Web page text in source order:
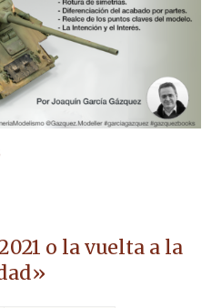
o la vuelta a la